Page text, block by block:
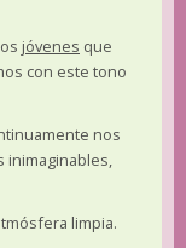
jóvenes que
con este tono
nos
inimaginables,
limpia.